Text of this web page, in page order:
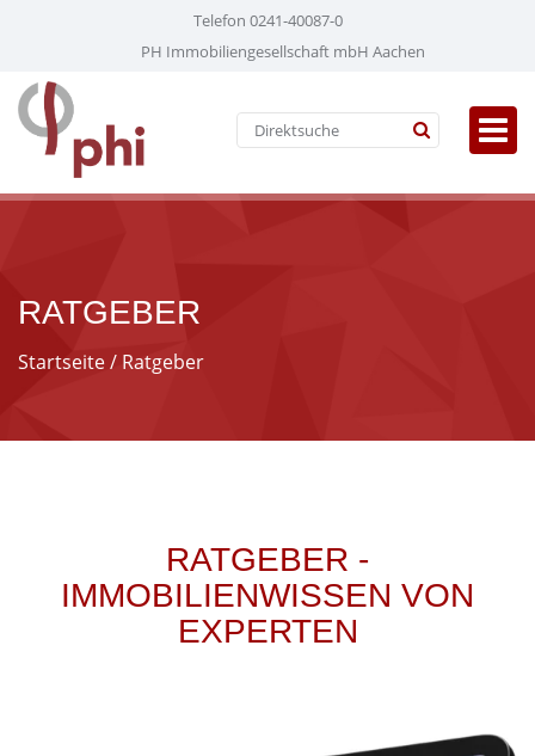
Telefon 0241-40087-0
PH Immobiliengesellschaft mbH Aachen
RATGEBER
Startseite/ Ratgeber
RATGEBER -
IMMOBILIENWISSEN VON
EXPERTEN